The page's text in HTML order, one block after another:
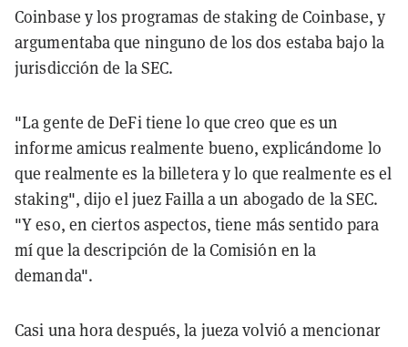
Coinbase y los programas de staking de Coinbase, y
argumentaba que ninguno de los dos estaba bajo la
jurisdicción de la SEC.
"La gente de DeFi tiene lo que creo que es un
informe amicus realmente bueno, explicándome lo
que realmente es la billetera y lo que realmente es el
staking", dijo el juez Failla a un abogado de la SEC.
"Y eso, en ciertos aspectos, tiene más sentido para
mí que la descripción de la Comisión en la
demanda".
Casi una hora después, la jueza volvió a mencionar